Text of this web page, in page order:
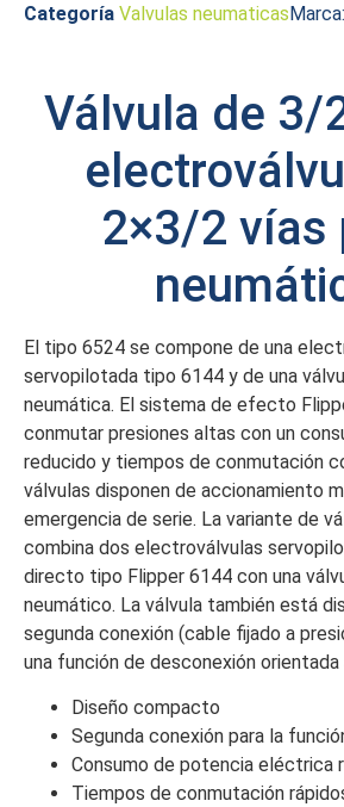
Categoría Valvulas neumaticasMarca:
Válvula de 3/
2×3/2 vías
El tipo 6524 se compone de una
servopilotada tipo 6144 y de una
neumática. El sistema de efecto
conmutar presiones altas con un
reducido y tiempos de conmutación
válvulas disponen de accionamiento
emergencia de serie. La variante de
combina dos electroválvulas
directo tipo Flipper 6144 con una
neumático. La válvula también está
segunda conexión (cable fijado a
una función de desconexión orientada
Diseño compacto
Segunda conexión para la
Consumo de potencia eléctrica
Tiempos de conmutación